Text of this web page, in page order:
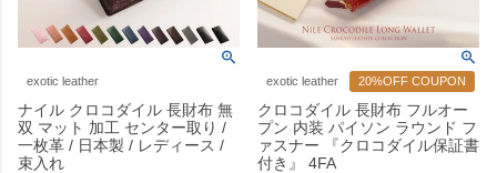
exotic leather
ナイル クロコダイル 長財布 無
双 マット 加工 センター取り /
一枚革 / 日本製 / レディース /
束入れ
exotic leather 20%OFF COUPON
クロコダイル 長財布 フルオー
プン 内装 パイソン ラウンド フ
ァスナー 『クロコダイル保証書
付き』 4FA